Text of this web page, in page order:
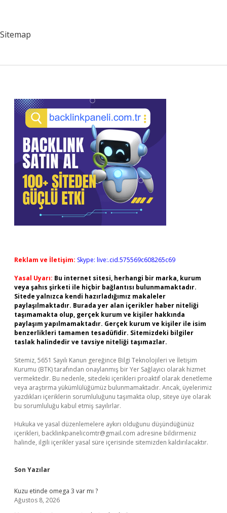
Sitemap
Sidebar
Reklam ve İletişim: Skype: live:.cid.575569c608265c69
Yasal Uyarı: Bu internet sitesi, herhangi bir marka, kurum
veya şahıs şirketi ile hiçbir bağlantısı bulunmamaktadır.
Sitede yalnızca kendi hazırladığımız makaleler
paylaşılmaktadır. Burada yer alan içerikler haber niteliği
taşımamakta olup, gerçek kurum ve kişiler hakkında
paylaşım yapılmamaktadır. Gerçek kurum ve kişiler ile isim
benzerlikleri tamamen tesadüfidir. Sitemizdeki bilgiler
taslak halindedir ve tavsiye niteliği taşımazlar.
Sitemiz, 5651 Sayılı Kanun gereğince Bilgi Teknolojileri ve İletişim
Kurumu (BTK) tarafından onaylanmış bir Yer Sağlayıcı olarak hizmet
vermektedir. Bu nedenle, sitedeki içerikleri proaktif olarak denetleme
veya araştırma yükümlülüğümüz bulunmamaktadır. Ancak, üyelerimiz
yazdıkları içeriklerin sorumluluğunu taşımakta olup, siteye üye olarak
bu sorumluluğu kabul etmiş sayılırlar.
Hukuka ve yasal düzenlemelere aykırı olduğunu düşündüğünüz
içerikleri, backlinkpanelicomtr@gmail.com adresine bildirmeniz
halinde, ilgili içerikler yasal süre içerisinde sitemizden kaldırılacaktır.
Son Yazılar
Kuzu etinde omega 3 var mı ?
Ağustos 8, 2026